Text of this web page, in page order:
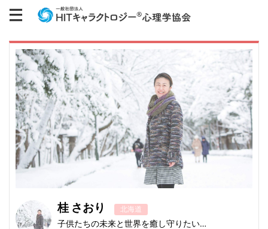
桂 さおり 北海道
子供たちの未来と世界を癒し守りたい…